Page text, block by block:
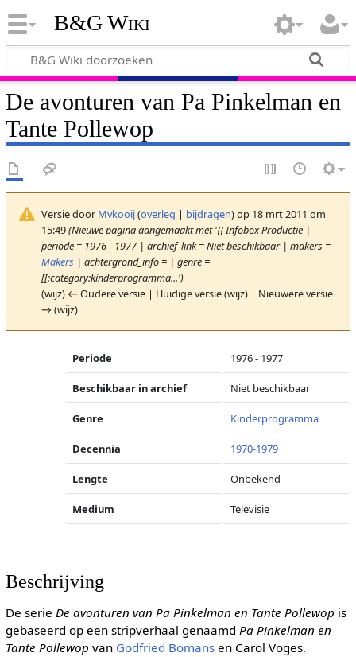
B&G Wiki
De avonturen van Pa Pinkelman en
Tante Pollewop
Versie door Mvkooij(overleg | bijdragen)op 18 mrt 2011 om
15:49(Nieuwe pagina aangemaakt met '{{ Infobox Productie |
periode = 1976 - 1977 | archief_link = Niet beschikbaar | makers =
Makers | achtergrond_info = | genre =
[[:category:kinderprogramma...')
(wijz) ← Oudere versie | Huidige versie (wijz) | Nieuwere versie
→ (wijz)
Periode 1976 - 1977
Beschikbaar in archief Niet beschikbaar
Genre Kinderprogramma
Decennia 1970-1979
Lengte Onbekend
Medium Televisie
Beschrijving
De serie De avonturen van Pa Pinkelman en Tante Pollewop is
gebaseerd op een stripverhaal genaamd Pa Pinkelman en
Tante Pollewop van Godfried Bomansen Carol Voges.